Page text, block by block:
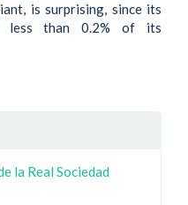
is surprising, since its
less than 0.2% of its
la Real Sociedad